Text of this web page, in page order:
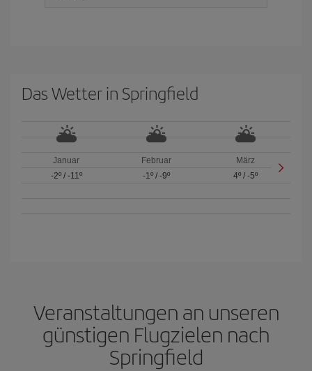
Das Wetter in Springfield
Januar
-2º/ -11º
Februar
-1º/ -9º
März
4º /-5º
Veranstaltungen an unseren
günstigen Flugzielen nach
Springfield